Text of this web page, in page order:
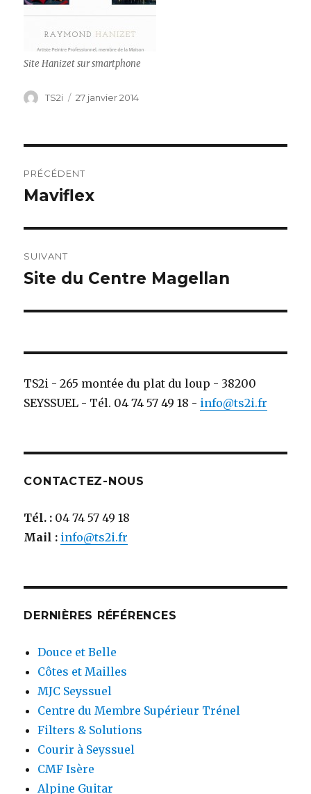
Site Hanizet sur smartphone
Auteur
TS2i
Publié
27 janvier 2014
de
PRÉCÉDENT
Publication
Maviflex
SUIVANT
Publication
Site du Centre Magellan
TS2i - 265 montée du plat du loup - 38200
SEYSSUEL - Tél. 04 74 57 49 18 - info@ts2i.fr
CONTACTEZ-NOUS
Tél. : 04 74 57 49 18
Mail : info@ts2i.fr
DERNIÈRES RÉFÉRENCES
Douce et Belle
Côtes et Mailles
MJC Seyssuel
Centre du Membre Supérieur Trénel
Filters & Solutions
Courir à Seyssuel
CMF Isère
Alpine Guitar